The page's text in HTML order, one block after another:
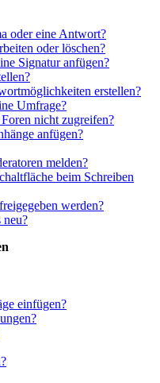
oder eine Antwort?
oder löschen?
Signatur anfügen?
erstellen?
Umfrage?
nicht zugreifen?
anfügen?
melden?
beim Schreiben
werden?
neu?
einfügen?